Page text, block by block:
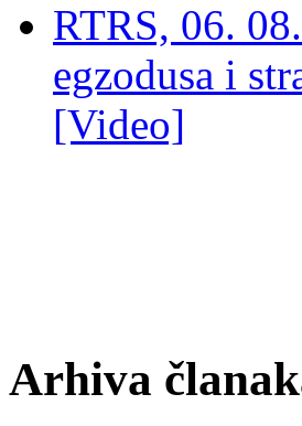
RTRS, 06.
egzodusa i
[Video]
Arhiva